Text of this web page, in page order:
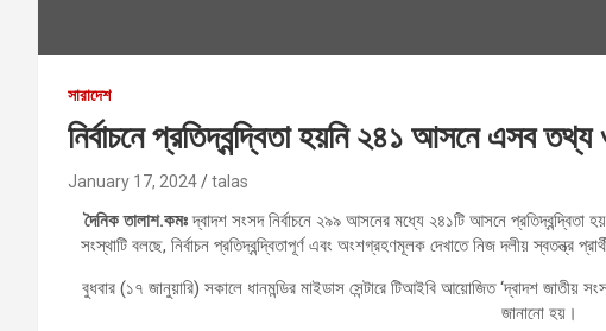
সারাদেশ
নির্বাচনে প্রতিদ্বন্দ্বিতা হয়নি ২৪১ আসনে এসব
January 17, 2024 talas
দৈনিক তালাশ.কমঃ দ্বাদশ সংসদ নির্বাচনে ২৯৯ আসনের মধ্যে ২৪১টি আসনে প্রতিদ্বন্দ্বিতা
সংস্থাটি বলছে, নির্বাচন প্রতিদ্বন্দ্বিতাপূর্ণ এবং অংশগ্রহণমূলক দেখাতে নিজ দলীয় স্বতন্ত্র
বুধবার (১৭ জানুয়ারি) সকালে ধানমন্ডির মাইডাস সেন্টারে টিআইবি আয়োজিত ‘দ্বাদশ জাতীয়
জানানো হয়।